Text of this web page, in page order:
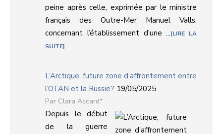
peine après celle, exprimée par le ministre
français des Outre-Mer Manuel Valls,
concernant l’établissement d’une ... LIRE LA
SUITE
L’Arctique, future zone d’affrontement entre
l’OTAN et la Russie? 19/05/2025
Clara Accard*
Depuis le début
de la guerre